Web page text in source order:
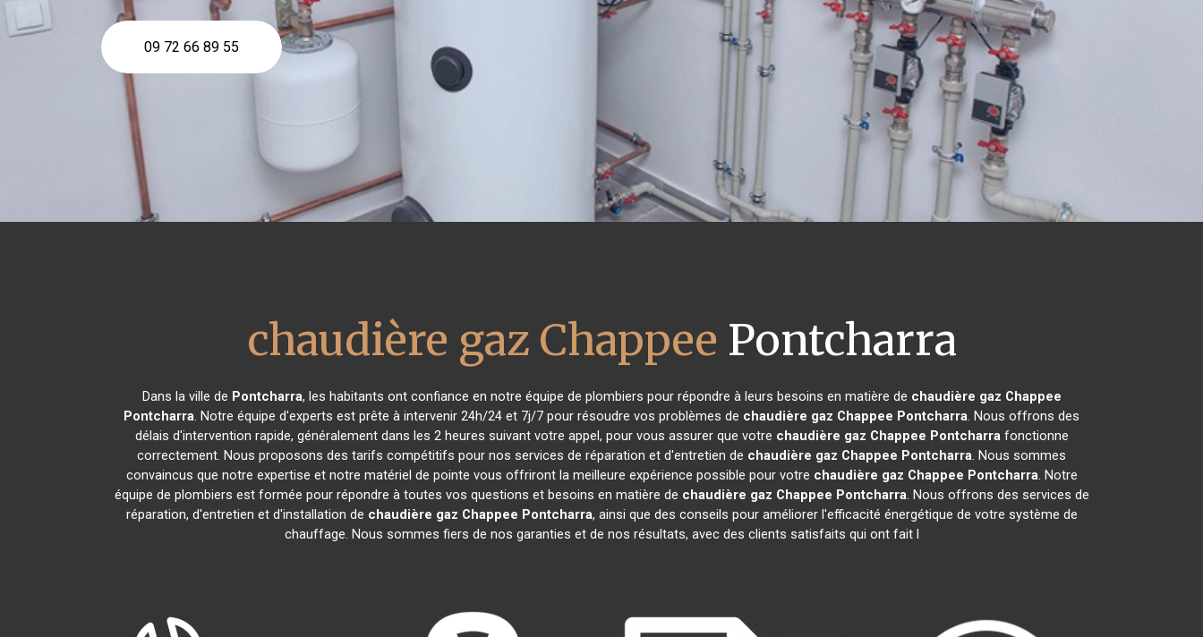
09 72 66 89 55
chaudière gaz Chappee Pontcharra
Dans la ville de Pontcharra, les habitants ont confiance en notre équipe de plombiers pour répondre à leurs besoins en matière de chaudière gaz Chappee
Pontcharra. Notre équipe d'experts est prête à intervenir 24h/24 et 7j/7 pour résoudre vos problèmes de chaudière gaz Chappee Pontcharra. Nous offrons des
délais d'intervention rapide, généralement dans les 2 heures suivant votre appel, pour vous assurer que votre chaudière gaz Chappee Pontcharrafonctionne
correctement. Nous proposons des tarifs compétitifs pour nos services de réparation et d'entretien de chaudière gaz Chappee Pontcharra. Nous sommes
convaincus que notre expertise et notre matériel de pointe vous offriront la meilleure expérience possible pour votre chaudière gaz Chappee Pontcharra. Notre
équipe de plombiers est formée pour répondre à toutes vos questions et besoins en matière de chaudière gaz Chappee Pontcharra. Nous offrons des services de
réparation, d'entretien et d'installation de chaudière gaz Chappee Pontcharra, ainsi que des conseils pour améliorer l'efficacité énergétique de votre système de
chauffage. Nous sommes fiers de nos garanties et de nos résultats, avec des clients satisfaits qui ont fait l